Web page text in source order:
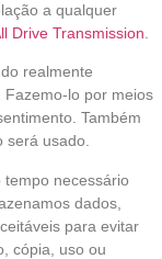
a qualquer
Drive Transmission
realmente
Fazemo-lo por meios
Também
será usado.
necessário
dados,
para evitar
cópia, uso ou